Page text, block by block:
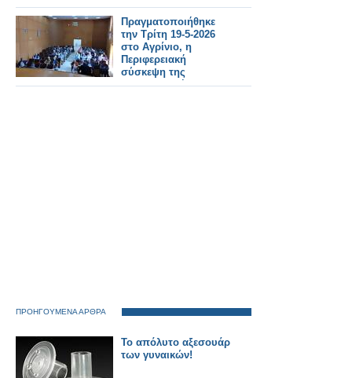
Πραγματοποιήθηκε
την Τρίτη 19-5-2026
στο Αγρίνιο, η
Περιφερειακή
σύσκεψη της
Συντονιστικής
ΠΡΟΗΓΟΥΜΕΝΑ ΑΡΘΡΑ
Το απόλυτο αξεσουάρ
των γυναικών!